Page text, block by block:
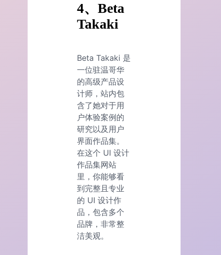
4、Beta
Takaki
Beta Takaki 是
一位驻温哥华
的高级产品设
计师，站内包
含了她对于用
户体验案例的
研究以及用户
界面作品集。
在这个 UI 设计
作品集网站
里，你能够看
到完整且专业
的 UI 设计作
品，包含多个
品牌，非常整
洁美观。